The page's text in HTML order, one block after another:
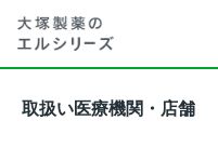
取扱い医療機関・店舗